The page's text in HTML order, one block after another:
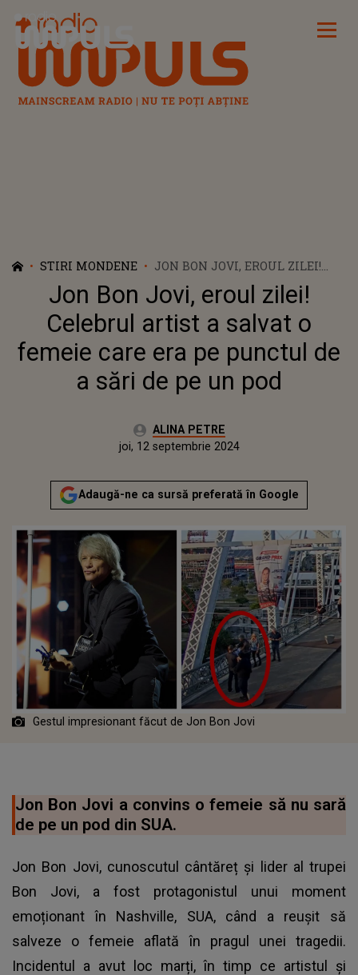
Radio Impuls
STIRI MONDENE
JON BON JOVI, EROUL ZILEI!
CELEBRUL ARTIST A SALVAT O
FEMEIE CARE ERA PE PUNCTUL
DE A SĂRI DE PE UN POD
Jon Bon Jovi, eroul zilei!
Celebrul artist a salvat o
femeie care era pe punctul de
a sări de pe un pod
Autor:ALINA PETRE
joi, 12 septembrie 2024Actualizat:
joi, 12 septembrie 2024
Adaugă-ne ca sursă preferată în Google
Gestul impresionant făcut de Jon Bon Jovi
Jon Bon Jovi a convins o femeie să nu sară
de pe un pod din SUA.
Jon Bon Jovi, cunoscutul cântăreț și lider al trupei
Bon Jovi, a fost protagonistul unui moment
emoționant în Nashville, SUA, când a reușit să
salveze o femeie aflată în pragul unei tragedii.
Incidentul a avut loc marți, în timp ce artistul și